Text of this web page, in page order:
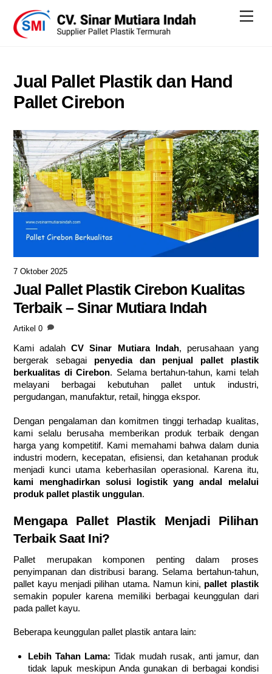
content
Jual Pallet Plastik dan Hand
Pallet Cirebon
7 Oktober 2025
Jual Pallet Plastik Cirebon Kualitas
Terbaik – Sinar Mutiara Indah
Artikel 0
Kami adalahCV Sinar Mutiara Indah, perusahaan yang
bergerak sebagai penyedia dan penjual pallet plastik
berkualitas di Cirebon. Selama bertahun-tahun, kami telah
melayani berbagai kebutuhan pallet untuk industri,
pergudangan, manufaktur, retail, hingga ekspor.
Dengan pengalaman dan komitmen tinggi terhadap kualitas,
kami selalu berusaha memberikan produk terbaik dengan
harga yang kompetitif. Kami memahami bahwa dalam dunia
industri modern, kecepatan, efisiensi, dan ketahanan produk
menjadi kunci utama keberhasilan operasional. Karena itu,
kami menghadirkan solusi logistik yang andal melalui
produk pallet plastik unggulan.
Mengapa Pallet Plastik Menjadi Pilihan
Terbaik Saat Ini?
Pallet merupakan komponen penting dalam proses
penyimpanan dan distribusi barang. Selama bertahun-tahun,
pallet kayu menjadi pilihan utama. Namun kini, pallet plastik
semakin populer karena memiliki berbagai keunggulan dari
pada pallet kayu.
Beberapa keunggulan pallet plastik antara lain:
Lebih Tahan Lama: Tidak mudah rusak, anti jamur, dan
tidak lapuk meskipun Anda gunakan di berbagai kondisi